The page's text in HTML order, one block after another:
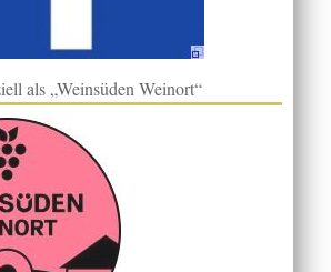
als „Weinsüden Weinort“